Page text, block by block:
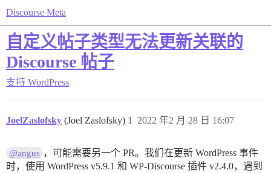
Discourse Meta
自定义帖子类型无法更新关联的
Discourse 帖子
支持 WordPress
JoelZaslofsky (Joel Zaslofsky) 2022 年2 月 28 日 16:07
1
@angus ，可能需要另一个 PR。我们在更新 WordPress 事件
时，使用 WordPress v5.9.1 和 WP-Discourse 插件 v2.4.0，遇到